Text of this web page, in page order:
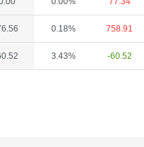
0.18% 758.91
3.43% -60.52